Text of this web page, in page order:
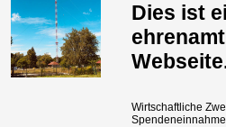
Dies ist
Wirtschaftliche